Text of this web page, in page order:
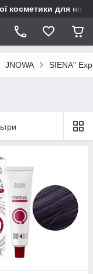
для
JNOWA SIENA"